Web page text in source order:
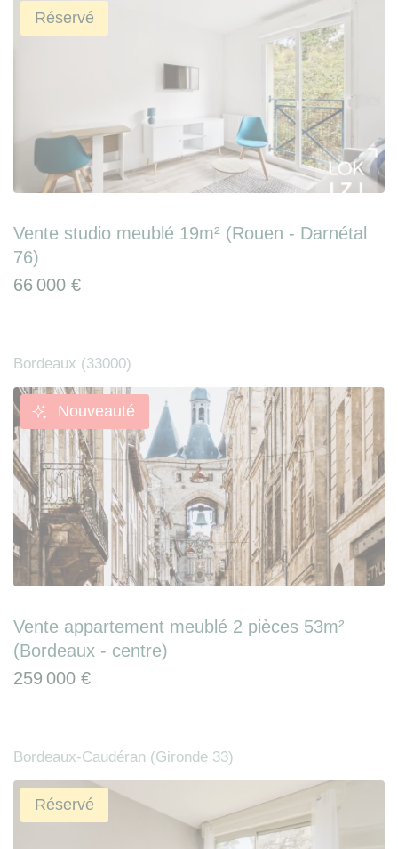
Réservé
Vente studio meublé 19m² (Rouen - Darnétal
76)
66 000 €
Bordeaux (33000)
Nouveauté
Vente appartement meublé 2 pièces 53m²
(Bordeaux - centre)
259 000 €
Bordeaux-Caudéran (Gironde 33)
Réservé